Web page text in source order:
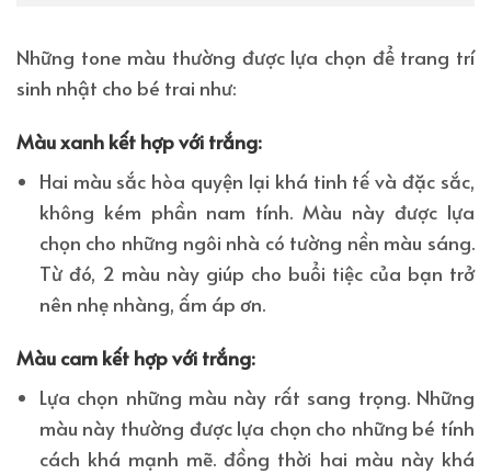
Những tone màu thường được lựa chọn để trang trí
sinh nhật cho bé trai như:
Màu xanh kết hợp với trắng:
Hai màu sắc hòa quyện lại khá tinh tế và đặc sắc,
không kém phần nam tính. Màu này được lựa
chọn cho những ngôi nhà có tường nền màu sáng.
Từ đó, 2 màu này giúp cho buổi tiệc của bạn trở
nên nhẹ nhàng, ấm áp ơn.
Màu cam kết hợp với trắng:
Lựa chọn những màu này rất sang trọng. Những
màu này thường được lựa chọn cho những bé tính
cách khá mạnh mẽ. đồng thời hai màu này khá